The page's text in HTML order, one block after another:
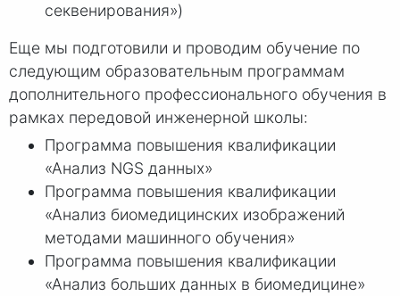
секвенирования»)
Еще мы подготовили и проводим обучение по
следующим образовательным программам
дополнительного профессионального обучения в
рамках передовой инженерной школы:
Программа повышения квалификации
«Анализ NGS данных»
Программа повышения квалификации
«Анализ биомедицинских изображений
методами машинного обучения»
Программа повышения квалификации
«Анализ больших данных в биомедицине»